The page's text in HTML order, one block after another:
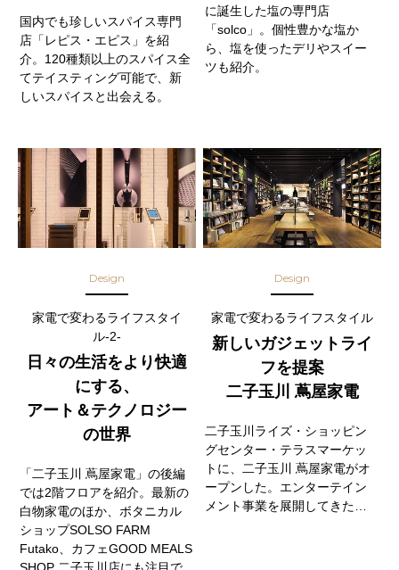
国内でも珍しいスパイス専門
店「レピス・エピス」を紹
介。120種類以上のスパイス全
てテイスティング可能で、新
しいスパイスと出会える。
に誕生した塩の専門店
「solco」。個性豊かな塩か
ら、塩を使ったデリやスイー
ツも紹介。
Design
家電で変わるライフスタイ
ル-2-
日々の生活をより快適
にする、
アート＆テクノロジー
の世界
「二子玉川 蔦屋家電」の後編
では2階フロアを紹介。最新の
白物家電のほか、ボタニカル
ショップSOLSO FARM
Futako、カフェGOOD MEALS
SHOP 二子玉川店にも注目で
Design
家電で変わるライフスタイル
新しいガジェットライ
フを提案
二子玉川 蔦屋家電
二子玉川ライズ・ショッピン
グセンター・テラスマーケッ
トに、二子玉川 蔦屋家電がオ
ープンした。エンターテイン
メント事業を展開してきた…